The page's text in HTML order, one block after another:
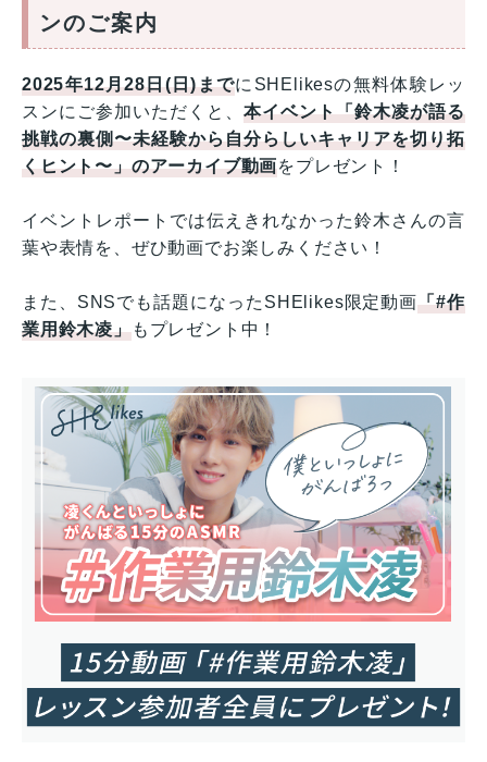
ンのご案内
2025年12月28日(日)までにSHElikesの無料体験レッ
スンにご参加いただくと、本イベント「鈴木凌が語る
挑戦の裏側〜未経験から自分らしいキャリアを切り拓
くヒント〜」のアーカイブ動画をプレゼント！
イベントレポートでは伝えきれなかった鈴木さんの言
葉や表情を、ぜひ動画でお楽しみください！
また、SNSでも話題になったSHElikes限定動画「#作
業用鈴木凌」もプレゼント中！